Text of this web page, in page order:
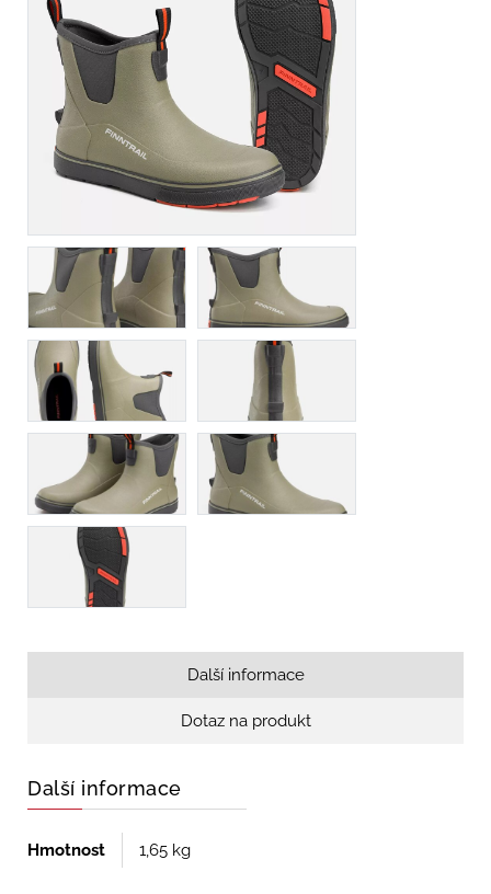
Další informace
Dotaz na produkt
Další informace
Hmotnost 1,65 kg